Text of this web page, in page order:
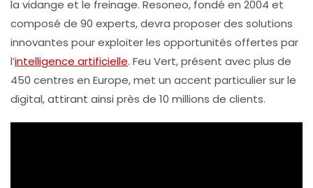
la vidange et le freinage. Resoneo, fondé en 2004 et
composé de 90 experts, devra proposer des solutions
innovantes pour exploiter les opportunités offertes par
l’intelligence artificielle. Feu Vert, présent avec plus de
450 centres en Europe, met un accent particulier sur le
digital, attirant ainsi près de 10 millions de clients.